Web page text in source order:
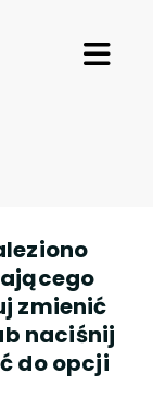
zmienić
naciśnij
do opcji